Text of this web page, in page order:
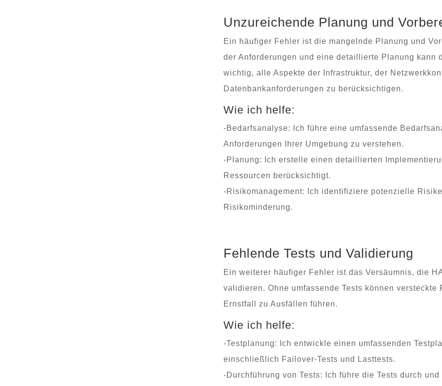
Unzureichende Planung und
Ein häufiger Fehler ist die mangelnde Planung und
der Anforderungen und eine detaillierte Planung kann
wichtig, alle Aspekte der Infrastruktur, der
Datenbankanforderungen zu berücksichtigen.
Wie ich helfe:
-Bedarfsanalyse: Ich führe eine umfassende
Anforderungen Ihrer Umgebung zu verstehen.
-Planung: Ich erstelle einen detaillierten
Ressourcen berücksichtigt.
-Risikomanagement: Ich identifiziere potenzielle
Risikominderung.
Fehlende Tests und Validierung
Ein weiterer häufiger Fehler ist das Versäumnis, die
validieren. Ohne umfassende Tests können
Ernstfall zu Ausfällen führen.
Wie ich helfe:
-Testplanung: Ich entwickle einen umfassenden
einschließlich Failover-Tests und Lasttests.
-Durchführung von Tests: Ich führe die Tests durch